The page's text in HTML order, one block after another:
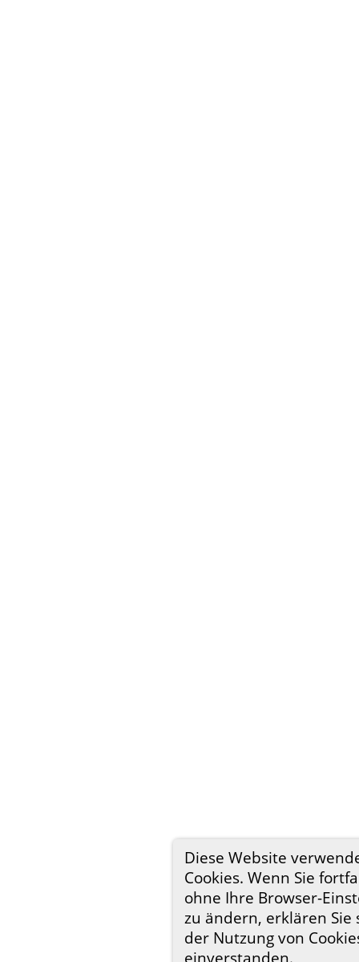
Diese Website
Cookies. Wenn Sie
ohne Ihre Browser-
zu ändern, erklären Sie
der Nutzung von
einverstanden.